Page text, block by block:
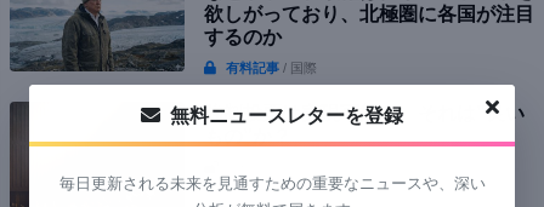
欲しがっており、北極圏に各国が注目
するのか
有料記事 / 国際
強制投票は実現可能か、それは”良い
もの”か？
無料ニュースレターを登録
毎日更新される未来を見通すための重要なニュースや、深い